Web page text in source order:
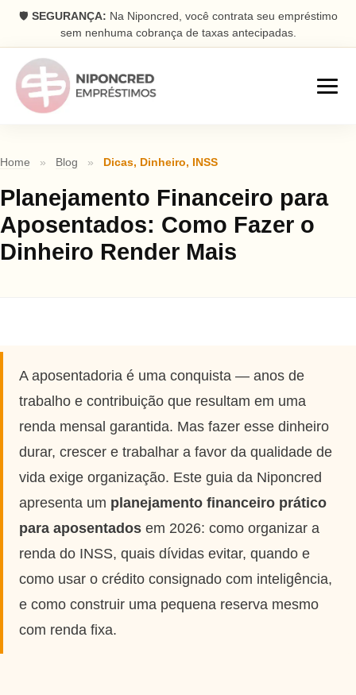
🛡️ SEGURANÇA: Na Niponcred, você contrata seu empréstimo
sem nenhuma cobrança de taxas antecipadas.
Consignado
Parcelas descontadas na folha
Pessoal
Dinheiro rápido na conta
Blog
Fale Conosco
Home » Blog » Dicas, Dinheiro, INSS
Planejamento Financeiro para
Aposentados: Como Fazer o
Dinheiro Render Mais
A aposentadoria é uma conquista — anos de
trabalho e contribuição que resultam em uma
renda mensal garantida. Mas fazer esse dinheiro
durar, crescer e trabalhar a favor da qualidade de
vida exige organização. Este guia da Niponcred
apresenta um planejamento financeiro prático
para aposentados em 2026: como organizar a
renda do INSS, quais dívidas evitar, quando e
como usar o crédito consignado com inteligência,
e como construir uma pequena reserva mesmo
com renda fixa.